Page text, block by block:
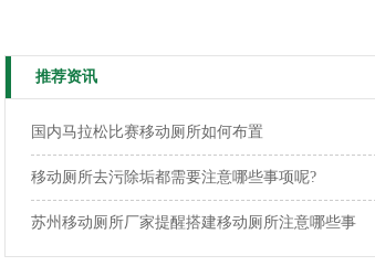
推荐资讯
国内马拉松比赛移动厕所如何布置
移动厕所去污除垢都需要注意哪些事项呢?
苏州移动厕所厂家提醒搭建移动厕所注意哪些事